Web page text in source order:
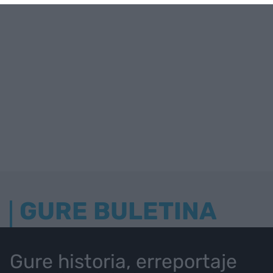
GURE BULETINA
Gure historia, erreportaje